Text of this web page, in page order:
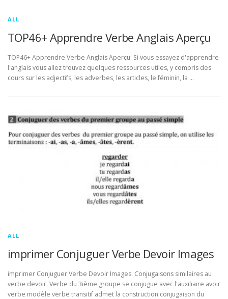
ALL
TOP46+ Apprendre Verbe Anglais Aperçu
TOP46+ Apprendre Verbe Anglais Aperçu. Si vous essayez d'apprendre
l'anglais vous allez trouvez quelques ressources utiles, y compris des
cours sur les adjectifs, les adverbes, les articles, le féminin, la …
ALL
imprimer Conjuguer Verbe Devoir Images
imprimer Conjuguer Verbe Devoir Images. Conjugaisons similaires au
verbe devoir. Verbe du 3ième groupe se conjugue avec l'auxiliaire avoir
verbe modèle verbe transitif admet la construction conjugaison du